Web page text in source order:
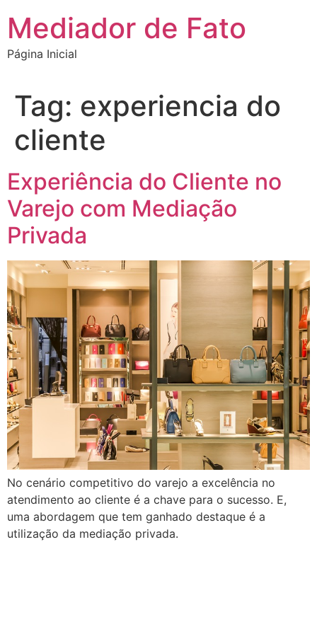
para
conteúdo
Mediador de Fato
Página Inicial
Tag: experiencia do
cliente
Experiência do Cliente no
Varejo com Mediação
Privada
No cenário competitivo do varejo a excelência no
atendimento ao cliente é a chave para o sucesso. E,
uma abordagem que tem ganhado destaque é a
utilização da mediação privada.